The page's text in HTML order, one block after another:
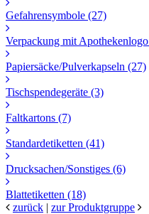
Gefahrensymbole (27)
Verpackung mit Apothekenlogo
Papiersäcke/Pulverkapseln (27)
Tischspendegeräte (3)
Faltkartons (7)
Standardetiketten (41)
Drucksachen/Sonstiges (6)
Blattetiketten (18)
zurück | zur Produktgruppe